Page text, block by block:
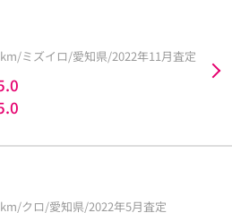
ミズイロ/愛知県/2022年11月査定
クロ/愛知県/2022年5月査定